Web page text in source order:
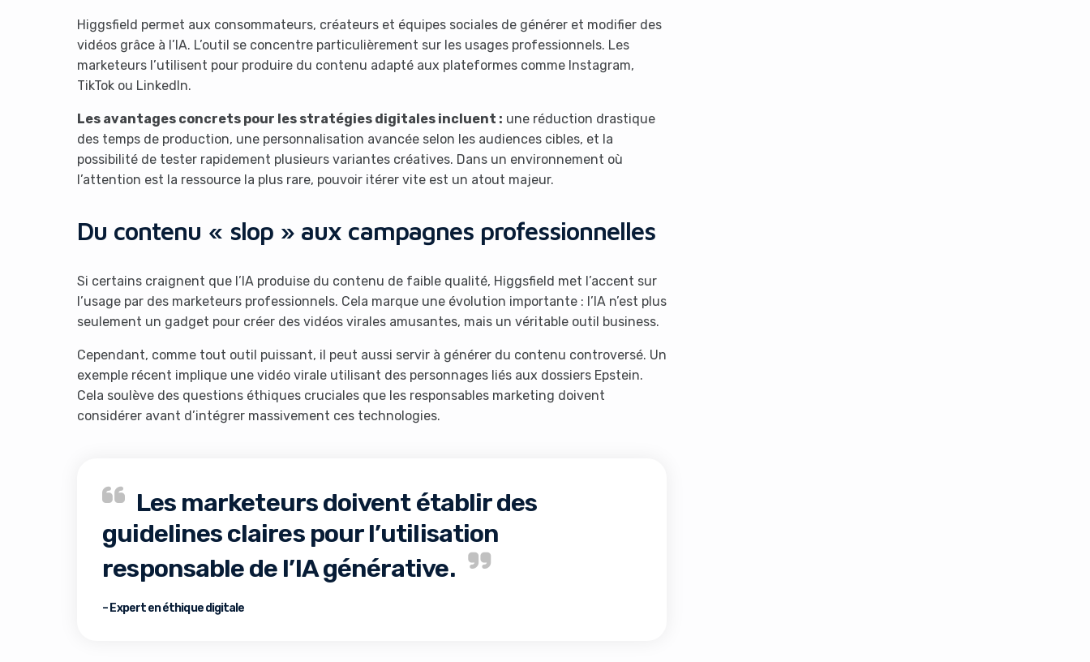
Higgsfield permet aux consommateurs, créateurs et équipes sociales de générer et modifier des
vidéos grâce à l’IA. L’outil se concentre particulièrement sur les usages professionnels. Les
marketeurs l’utilisent pour produire du contenu adapté aux plateformes comme Instagram,
TikTok ou LinkedIn.
Les avantages concrets pour les stratégies digitales incluent : une réduction drastique
des temps de production, une personnalisation avancée selon les audiences cibles, et la
possibilité de tester rapidement plusieurs variantes créatives. Dans un environnement où
l’attention est la ressource la plus rare, pouvoir itérer vite est un atout majeur.
Du contenu « slop » aux campagnes professionnelles
Si certains craignent que l’IA produise du contenu de faible qualité, Higgsfield met l’accent sur
l’usage par des marketeurs professionnels. Cela marque une évolution importante : l’IA n’est plus
seulement un gadget pour créer des vidéos virales amusantes, mais un véritable outil business.
Cependant, comme tout outil puissant, il peut aussi servir à générer du contenu controversé. Un
exemple récent implique une vidéo virale utilisant des personnages liés aux dossiers Epstein.
Cela soulève des questions éthiques cruciales que les responsables marketing doivent
considérer avant d’intégrer massivement ces technologies.
Les marketeurs doivent établir des
guidelines claires pour l’utilisation
responsable de l’IA générative.
– Expert en éthique digitale